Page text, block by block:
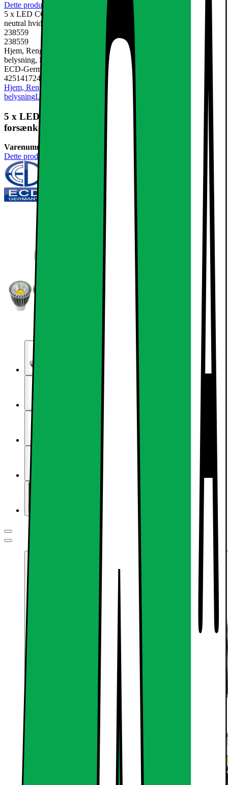
Dette produkt er endnu ikke blevet bedømt.
5 x LED COB GU10 spotlight pære lamper forsænket projektører
neutral hvid 9W
238559
238559
Hjem, Rengøring & Køkkenudstyr, El & belysning, Lamper &
belysning, LED-pære & elpære
ECD-Germany
4251417246765
Hjem, Rengøring & Køkkenudstyr
El & belysning
belysningLED-pære & elpære
5 x LED COB GU10 spotlight pære lamper
forsænket projektører neutral hvid 9W
Varenummer:
Dette produkt er endnu ikke blevet bedømt.